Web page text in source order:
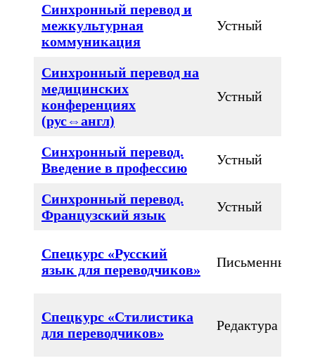
Синхронный перевод и
межкультурная
коммуникация
Устный
Синхронный перевод на
медицинских
конференциях
(рус⇔англ)
Устный
Синхронный перевод.
Введение в профессию
Устный
Синхронный перевод.
Французский язык
Устный
Спецкурс «Русский
язык для переводчиков»
Письменный
Спецкурс «Стилистика
для переводчиков»
Редактура